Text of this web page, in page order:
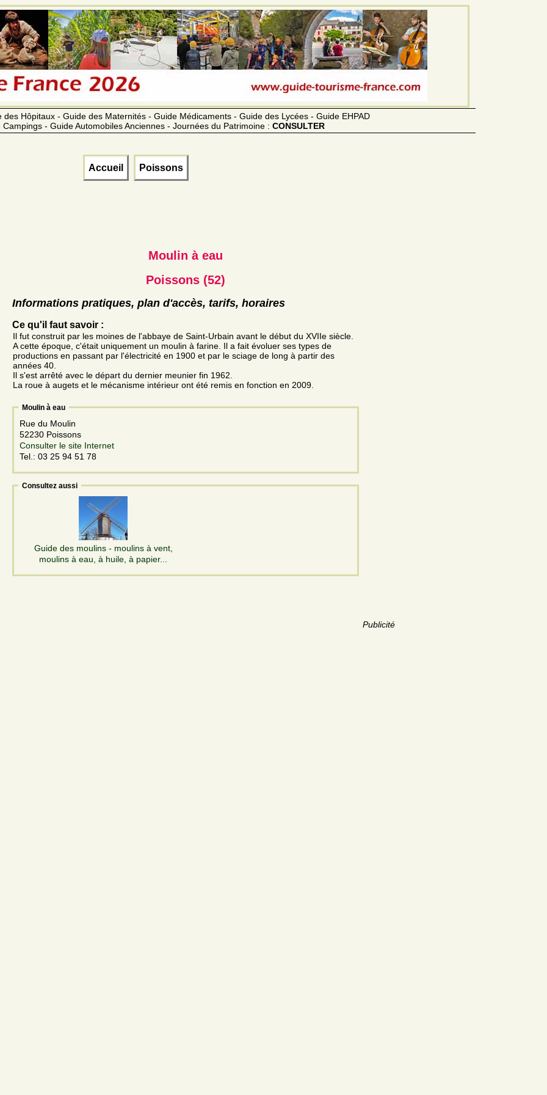
Hôpitaux - Guide des Maternités - Guide Médicaments - Guide des Lycées - Guide EHPAD
- Guide Automobiles Anciennes - Journées du Patrimoine : CONSULTER
Accueil Poissons
Publicité
Moulin à eau
Poissons (52)
Informations pratiques, plan d'accès, tarifs, horaires
Ce qu'il faut savoir :
Il fut construit par les moines de l'abbaye de Saint-Urbain avant le début du XVIIe siècle.
A cette époque, c'était uniquement un moulin à farine. Il a fait évoluer ses types de
productions en passant par l'électricité en 1900 et par le sciage de long à partir des
années 40.
Il s'est arrêté avec le départ du dernier meunier fin 1962.
La roue à augets et le mécanisme intérieur ont été remis en fonction en 2009.
Moulin à eau
Rue du Moulin
52230 Poissons
Consulter le site Internet
Tel.: 03 25 94 51 78
Consultez aussi
Guide des moulins - moulins à vent,
moulins à eau, à huile, à papier...